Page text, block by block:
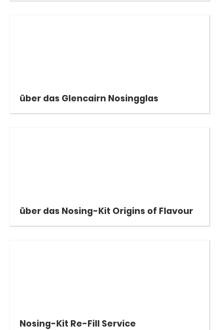
über das Glencairn Nosingglas
über das Nosing-Kit Origins of Flavour
Nosing-Kit Re-Fill Service